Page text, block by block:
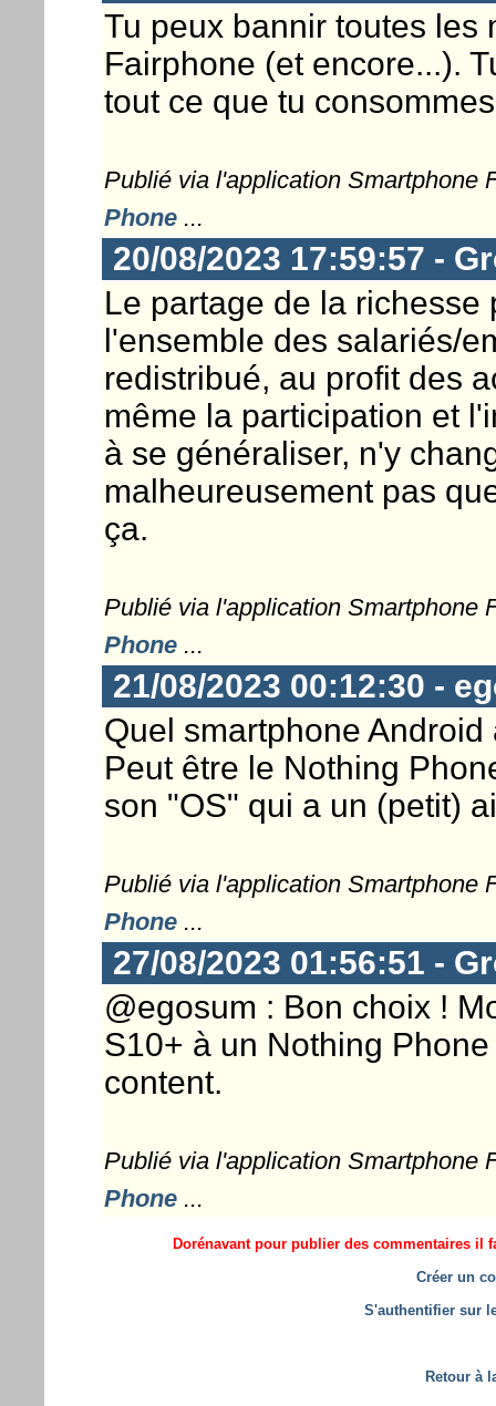
Tu peux bannir toutes les
Fairphone (et encore...).
tout ce que tu
Publié via l'application Smartphone
Phone...
20/08/2023 17:59:57 -
Le partage de la
l'ensemble des salariés/
redistribué, au profit des
même la participation et
à se généraliser, n'y
malheureusement pas
ça.
Publié via l'application Smartphone
Phone...
21/08/2023 00:12:30 -
Quel smartphone Android
Peut être le Nothing
son "OS" qui a un (petit)
Publié via l'application Smartphone
Phone...
27/08/2023 01:56:51 -
@egosum : Bon choix !
S10+ à un Nothing
content.
Publié via l'application Smartphone
Phone...
Dorénavant pour publier des commentaires il
Créer un
S'authentifier sur
Retour à